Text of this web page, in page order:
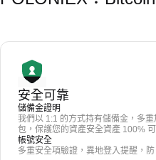
安全可靠
儲備金證明
我們以 1:1 的方式持有儲備金，多
包，保護您的資產安全資產 100%
帳號安全
多重安全項驗證，異地登入提醒，